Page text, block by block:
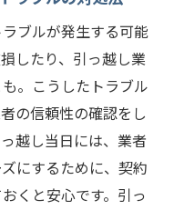
ブルが発生する可能
したり、引っ越し業
。こうしたトラブル
の信頼性の確認をし
越し当日には、業者
にするために、契約
くと安心です。引っ